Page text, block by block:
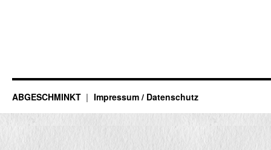
ABGESCHMINKT Impressum / Datenschutz